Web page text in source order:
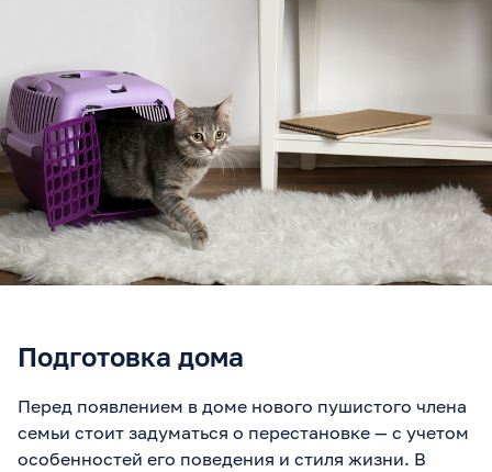
Подготовка дома
Перед появлением в доме нового пушистого члена
семьи стоит задуматься о перестановке — с учетом
особенностей его поведения и стиля жизни. В